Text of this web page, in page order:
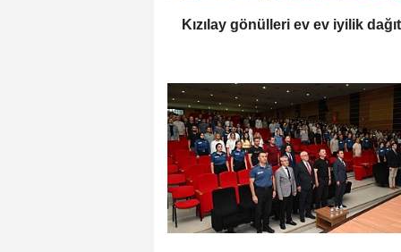
Kızılay gönülleri ev ev iyilik